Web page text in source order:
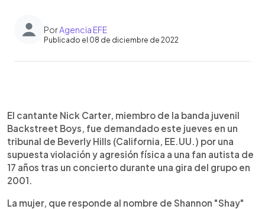
PorAgencia EFE
Publicado el 08 de diciembre de 2022
► Escuchar artículo
El cantante Nick Carter, miembro de la banda juvenil
Backstreet Boys, fue demandado este jueves en un
tribunal de Beverly Hills (California, EE.UU.) por una
supuesta violación y agresión física a una fan autista de
17 años tras un concierto durante una gira del grupo en
2001.
La mujer, que responde al nombre de Shannon "Shay"